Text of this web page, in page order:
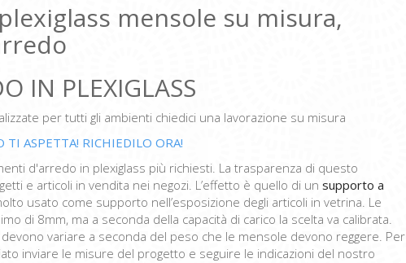
mensole su misura,
IN PLEXIGLASS
per tutti gli ambienti chiedici una lavorazione su misura
ASPETTA! RICHIEDILO ORA!
d'arredo in plexiglass più richiesti. La trasparenza di questo
e articoli in vendita nei negozi. L’effetto è quello di un supporto a
usato come supporto nell’esposizione degli articoli in vetrina. Le
di 8mm, ma a seconda della capacità di carico la scelta va calibrata.
variare a seconda del peso che le mensole devono reggere. Per
inviare le misure del progetto e seguire le indicazioni del nostro